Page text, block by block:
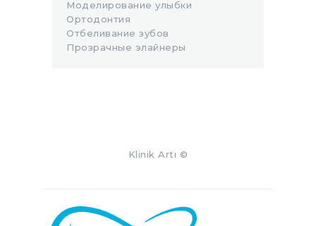
Моделирование улыбки
Ортодонтия
Отбеливание зубов
Прозрачные элайнеры
Klinik Artı ©